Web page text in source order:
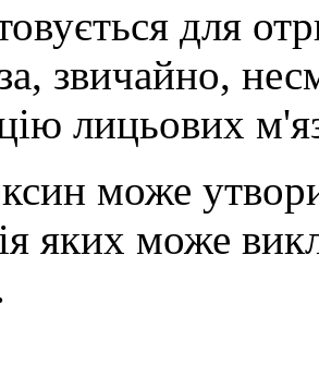
для
звичайно,
лицьових
може
яких може